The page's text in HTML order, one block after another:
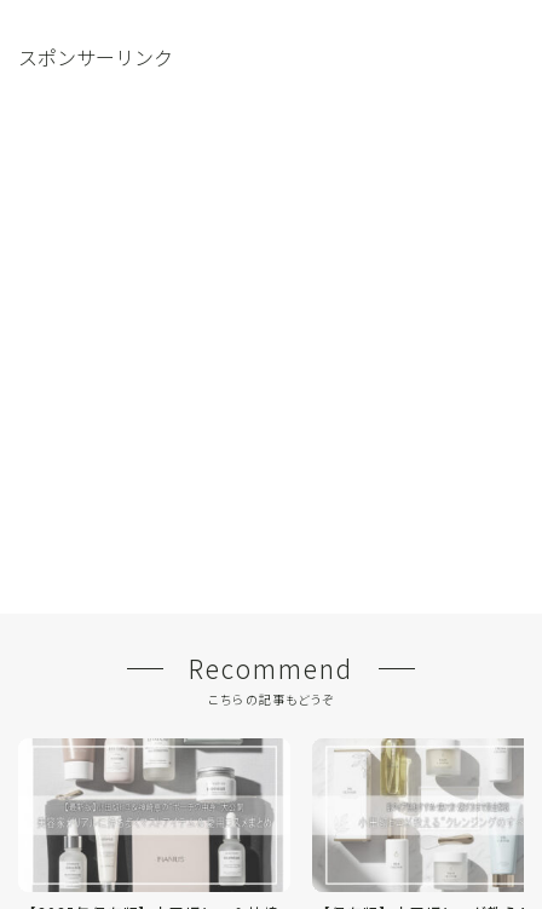
スポンサーリンク
Recommend
こちらの記事もどうぞ